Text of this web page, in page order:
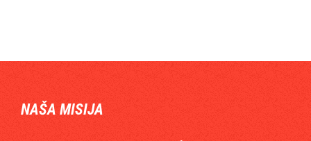
NAŠA MISIJA